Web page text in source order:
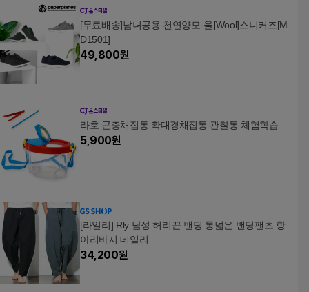
[무료배송]남녀공용 천연양모-울[Wool]스니커즈[M
D1501]
49,800원
라호 곤충채집통 확대경채집통 관찰통 체험학습
5,900원
[라일리] Rly 남성 허리끈 밴딩 통넓은 밴딩팬츠 항
아리바지 데일리
34,200원